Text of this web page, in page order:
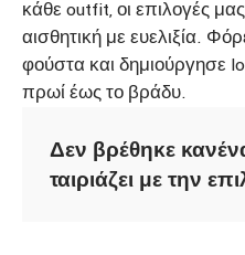
κάθε outfit, οι επιλογές
αισθητική με ευελιξία.
φούστα και δημιούργησε
πρωί έως το βράδυ.
Δεν βρέθηκε
ταιριάζει με την